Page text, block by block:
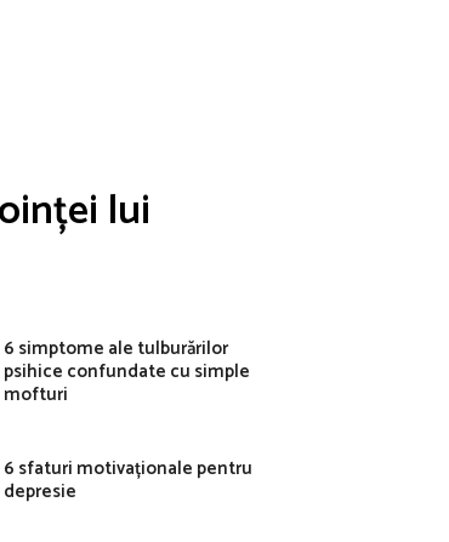
lui
6 simptome ale tulburărilor
psihice confundate cu simple
mofturi
6 sfaturi motivaționale pentru
depresie